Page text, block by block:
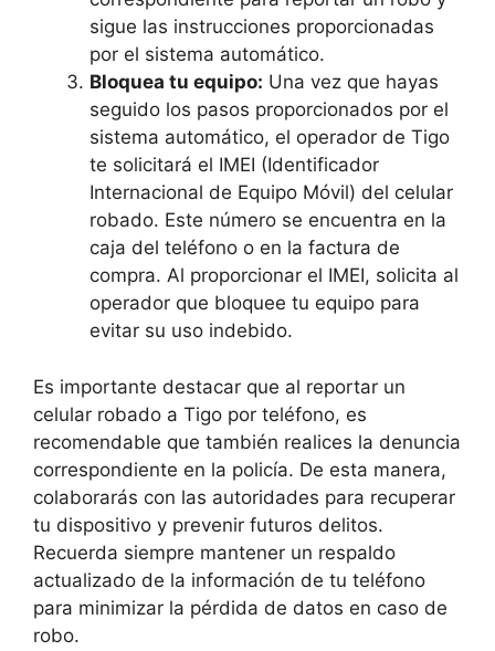
sigue las instrucciones ​proporcionadas
por el sistema automático.
Bloquea tu equipo: Una ‌vez⁢ que hayas
seguido los ​pasos proporcionados por el
sistema automático, el operador⁣ de Tigo
te solicitará el IMEI (Identificador
Internacional de Equipo ‌Móvil) del ‍celular
‌robado. ⁢Este número se encuentra en la
caja del teléfono o en la factura de
compra. Al proporcionar el IMEI, solicita al
operador que bloquee tu equipo para
evitar‍ su uso indebido.
Es importante ​destacar que al reportar un
celular robado a Tigo ⁢por teléfono, es
recomendable que también realices‍ la ‍denuncia
correspondiente en la policía. De esta‍ manera,⁢
colaborarás ‍con las autoridades para recuperar
tu dispositivo y prevenir futuros delitos.
Recuerda siempre mantener un respaldo
actualizado⁣ de la información⁣ de tu teléfono
para minimizar la pérdida de ‌datos en‍ caso‍ de
robo.